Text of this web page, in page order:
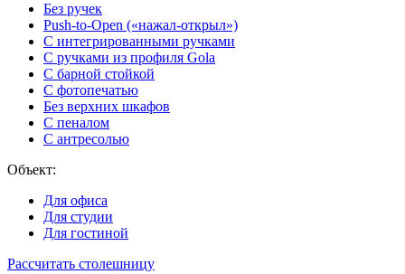
Без ручек
Push-to-Open («нажал-открыл»)
С интегрированными ручками
С ручками из профиля Gola
С барной стойкой
С фотопечатью
Без верхних шкафов
С пеналом
С антресолью
Объект:
Для офиса
Для студии
Для гостиной
Рассчитать столешницу